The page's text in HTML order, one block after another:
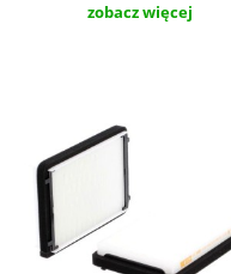
zobacz więcej